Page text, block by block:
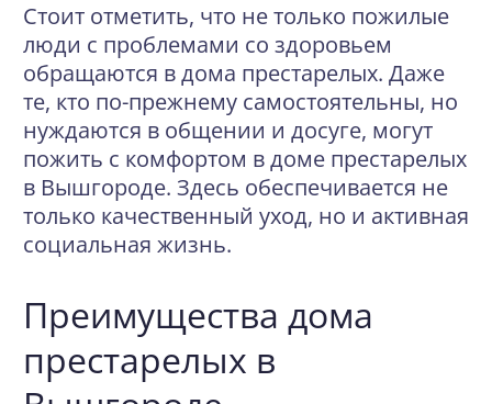
Стоит отметить, что не только пожилые
люди с проблемами со здоровьем
обращаются в дома престарелых. Даже
те, кто по-прежнему самостоятельны, но
нуждаются в общении и досуге, могут
пожить с комфортом в доме престарелых
в Вышгороде. Здесь обеспечивается не
только качественный уход, но и активная
социальная жизнь.
Преимущества дома
престарелых в